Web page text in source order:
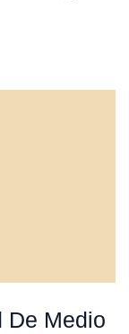
De Medio